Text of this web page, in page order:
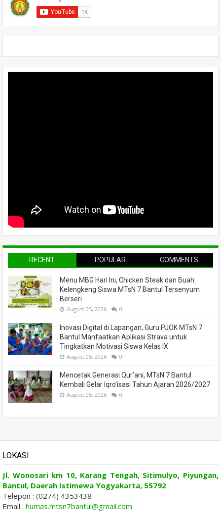
RECENT POPULAR COMMENTS
Menu MBG Hari Ini, Chicken Steak dan Buah
Kelengkeng Siswa MTsN 7 Bantul Tersenyum
Berseri
August 05, 2026 0
Inovasi Digital di Lapangan, Guru PJOK MTsN 7
Bantul Manfaatkan Aplikasi Strava untuk
Tingkatkan Motivasi Siswa Kelas IX
August 05, 2026 0
Mencetak Generasi Qur’ani, MTsN 7 Bantul
Kembali Gelar Iqro’isasi Tahun Ajaran 2026/2027
August 05, 2026 0
LOKASI
Jl. Wonosari km 10, Karang Tengah, Sitimulyo, Piyungan,
Bantul, Daerah Istimewa Yogyakarta, 55792
Telepon : (0274) 4353438
Email : humas.mtsn7bantul@gmail.com